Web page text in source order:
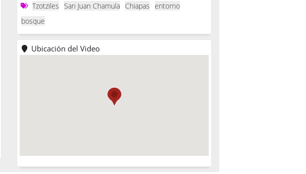
Tzotziles San Juan Chamula Chiapas entorno
bosque
Ubicación del Video